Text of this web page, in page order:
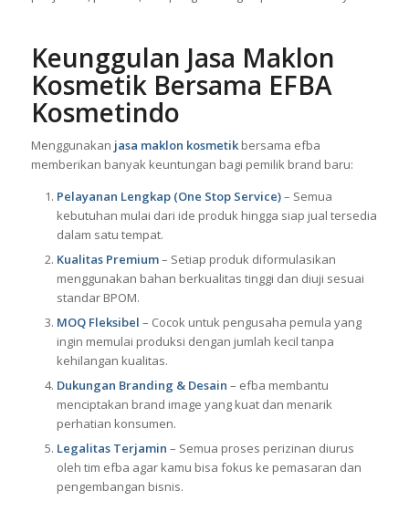
penjualan, promosi, dan pengembangan pasar berikutnya.
Keunggulan Jasa Maklon
Kosmetik Bersama EFBA
Kosmetindo
Menggunakanjasa maklon kosmetikbersama efba
memberikan banyak keuntungan bagi pemilik brand baru:
Pelayanan Lengkap (One Stop Service)
– Semua
kebutuhan mulai dari ide produk hingga siap jual tersedia
dalam satu tempat.
Kualitas Premium
– Setiap produk diformulasikan
menggunakan bahan berkualitas tinggi dan diuji sesuai
standar BPOM.
MOQ Fleksibel
– Cocok untuk pengusaha pemula yang
ingin memulai produksi dengan jumlah kecil tanpa
kehilangan kualitas.
Dukungan Branding & Desain
– efba membantu
menciptakan brand image yang kuat dan menarik
perhatian konsumen.